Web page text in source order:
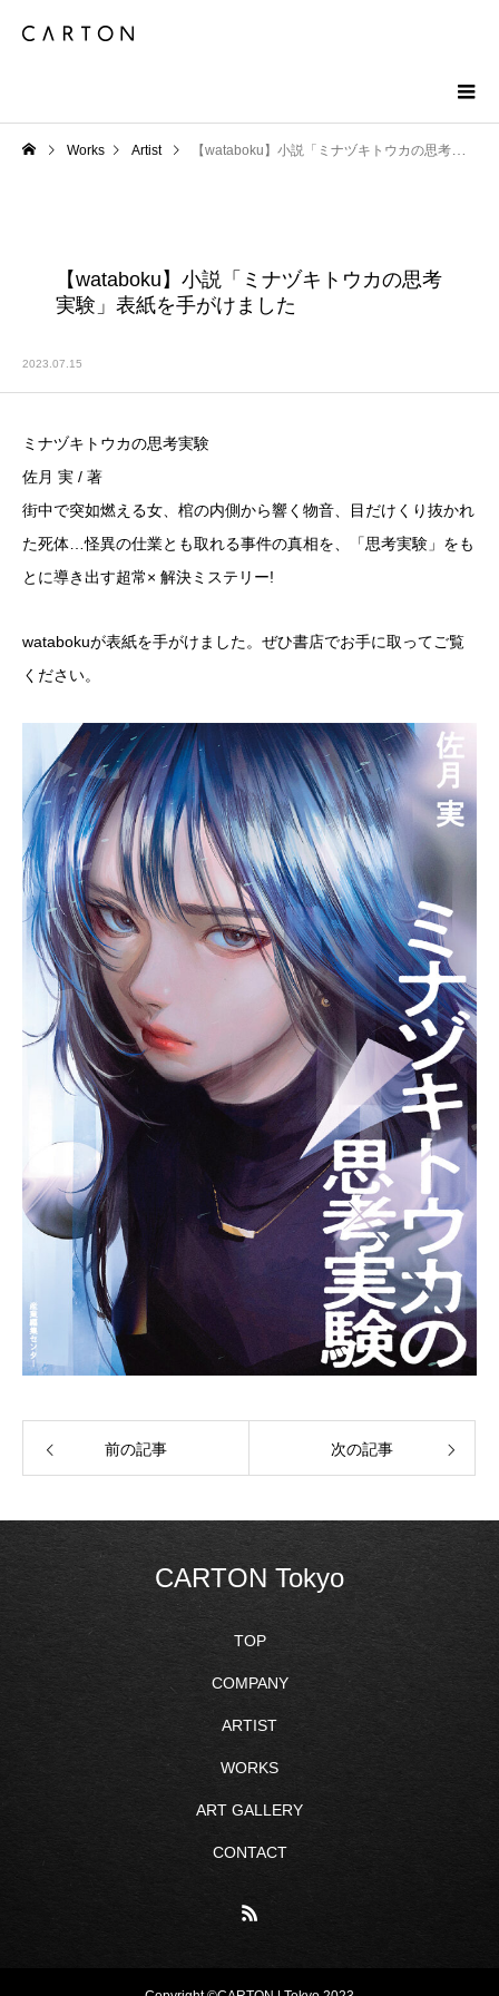
Works Artist 【wataboku】小説「ミナヅキトウカの思考実験」表紙を手がけました
【wataboku】小説「ミナヅキトウカの思考
実験」表紙を手がけました
2023.07.15
ミナヅキトウカの思考実験
佐月 実 / 著
街中で突如燃える女、棺の内側から響く物音、目だけくり抜かれ
た死体…怪異の仕業とも取れる事件の真相を、「思考実験」をも
とに導き出す超常× 解決ミステリー!
watabokuが表紙を手がけました。ぜひ書店でお手に取ってご覧
ください。
前の記事 次の記事
CARTON Tokyo
TOP
COMPANY
ARTIST
WORKS
ART GALLERY
CONTACT